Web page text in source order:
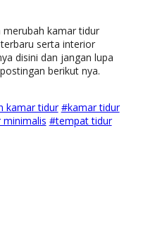
merubah kamar tidur
serta interior
disini dan jangan lupa
berikut nya.
kamar tidur #kamar tidur
#tempat tidur